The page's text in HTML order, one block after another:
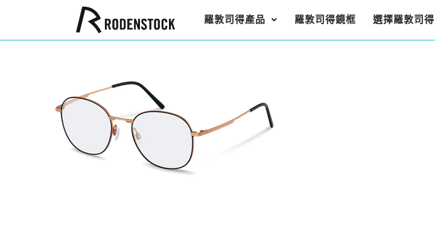
羅敦司得產品 羅敦司得鏡框 選擇羅敦司得